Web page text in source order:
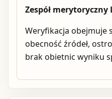
Zespół merytoryczny
Weryfikacja obejmuje
obecność źródeł,
brak obietnic wyniku